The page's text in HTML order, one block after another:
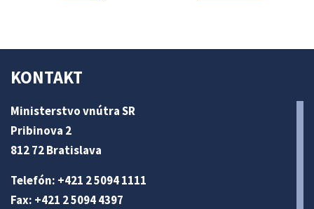
KONTAKT
Ministerstvo vnútra SR
Pribinova 2
812 72 Bratislava
Telefón: +421 2 5094 1111
Fax: +421 2 5094 4397